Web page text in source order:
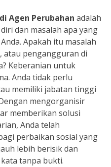
Agen Perubahan adalah
dan masalah apa yang
Apakah itu masalah
atau pengangguran di
Keberanian untuk
Anda tidak perlu
memiliki jabatan tinggi
mengorganisir
memberikan solusi
Anda telah
perbaikan sosial yang
lebih berisik dan
tanpa bukti.